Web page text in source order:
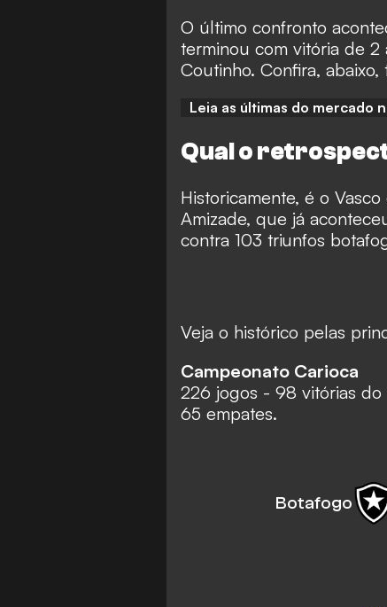
O último confronto
terminou com vitória de
Coutinho. Confira,
Leia as últimas do mercado
Qual o
Historicamente, é o
Amizade, que já
contra 103 triunfos
Veja o histórico pelas
Campeonato Carioca
226 jogos - 98 vitórias do
65 empates.
Botafogo